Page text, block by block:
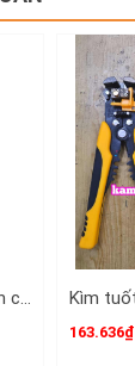
KÌm tuốt dây điện, bấm cos đa năng, tự động Asaki Model AK-0339
163.636₫